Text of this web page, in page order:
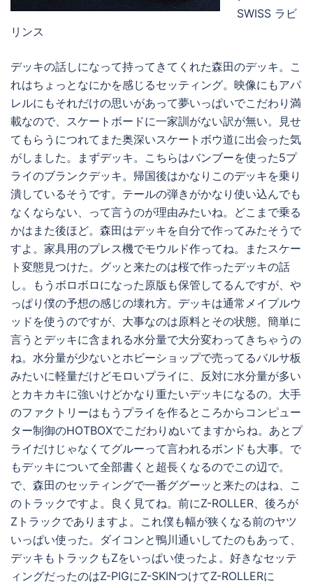
SWISS ラビ
リンス
デッキの話しになって持ってきてくれた森田のデッキ。こ
れはちょっとなにかを感じるセッティング。映像にもアパ
レルにもそれだけの思いがあって夢いっぱいでこだわり満
載なので、スケートボードに一家訓がない訳が無い。見せ
てもらうにつれてまた奥深いスケートボウ道に出会った気
がしました。まずデッキ。こちらはバンブーを使った5プ
ライのブランクデッキ。帰国後はかなりこのデッキを乗り
潰しているそうです。テールの弾きがかなり使い込んでも
なくならない、って言うのが理由みたいね。どこまで乗る
かはまた後ほど。森田はデッキを自分で作ってみたそうで
すよ。家具用のプレス機でモウルド作ってね。またスケー
ト変態見つけた。グッと来たのは桜で作ったデッキの話
し。もうボロボロになった原版も保管してるんですが、や
っぱり僕の予想の感じの壊れ方。デッキは通常メイプルウ
ッドを使うのですが、大事なのは原料とその状態。簡単に
言うとデッキに含まれる水分量で大分変わってきちゃうの
ね。水分量が少ないとホビーショップで売ってるバルサ板
みたいに軽量だけどモロいプライに、反対に水分量が多い
とカキカキに強いけどかなり重たいデッキになるの。大手
のファクトリーはもうプライを作るところからコンピュー
ター制御のHOTBOXでこだわりぬいてますからね。あとプ
ライだけじゃなくてグルーって言われるボンドも大事。で
もデッキについて全部書くと超長くなるのでこの辺で。
で、森田のセッティングで一番ググーッと来たのはね、こ
のトラックですよ。良く見てね。前にZ-ROLLER、後ろが
Zトラックでありますよ。これ僕も幅が狭くなる前のヤツ
いっぱい使った。ダイコンと鴨川通いしてたのもあって、
デッキもトラックもZをいっぱい使ったよ。好きなセッテ
ィングだったのはZ-PIGにZ-SKINつけてZ-ROLLERに